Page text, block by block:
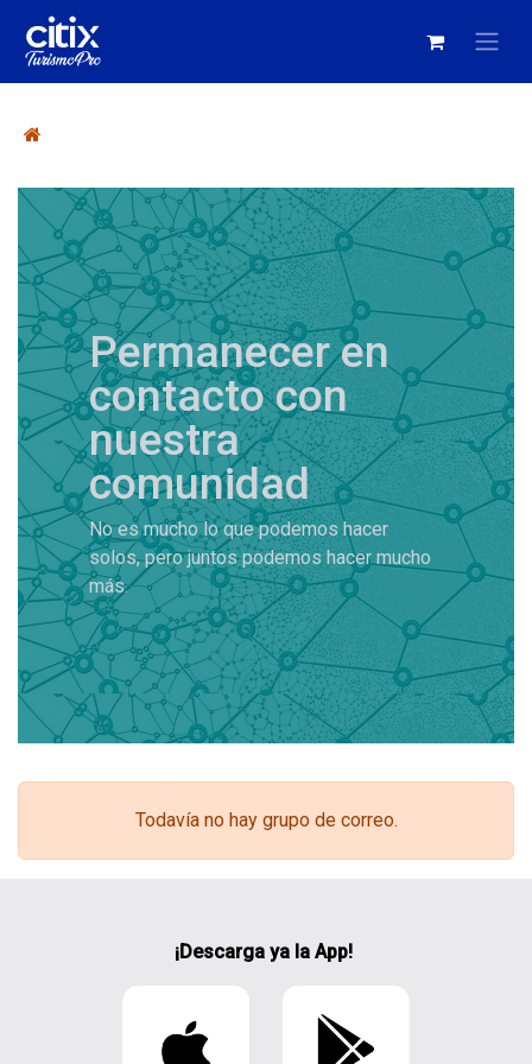
Permanecer en
contacto con
nuestra
comunidad
No es mucho lo que podemos hacer
solos, pero juntos podemos hacer mucho
más.
Todavía no hay grupo de correo.
¡Descarga ya la App!